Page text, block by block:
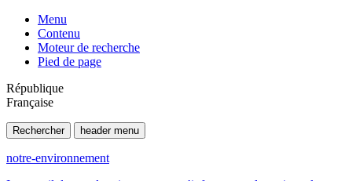
Menu
Contenu
Moteur de recherche
Pied de page
République
Française
Rechercher header menu
notre-environnement